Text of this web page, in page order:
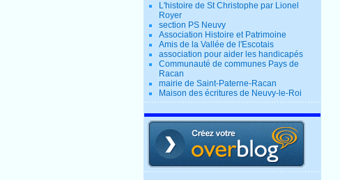
L'histoire de St Christophe par Lionel
Royer
section PS Neuvy
Association Histoire et Patrimoine
Amis de la Vallée de l'Escotais
association pour aider les handicapés
Communauté de communes Pays de
Racan
mairie de Saint-Paterne-Racan
Maison des écritures de Neuvy-le-Roi